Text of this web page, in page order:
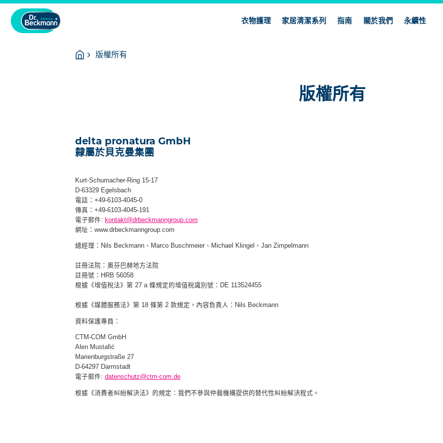
衣物護理 家居清潔系列 指南 關於我們 永續性
You
are
Homepage
版權所有
版權所有
delta pronatura GmbH
隸屬於貝克曼集團
Kurt-Schumacher-Ring 15-17
D-63329 Egelsbach
電話：+49-6103-4045-0
傳真：+49-6103-4045-191
電子郵件: kontakt@drbeckmanngroup.com
網址：www.drbeckmanngroup.com
總經理：Nils Beckmann、Marco Buschmeier、Michael Klingel、Jan Zimpelmann
註冊法院：奧芬巴赫地方法院
註冊號：HRB 56058
根據《增值稅法》第 27 a 條規定的增值稅識別號：DE 113524455
根據《媒體服務法》第 18 條第 2 款規定，內容負責人：Nils Beckmann
資料保護專員：
CTM-COM GmbH
Alen Mustafić
Marienburgstraße 27
D-64297 Darmstadt
電子郵件: datenschutz@ctm-com.de
根據《消費者糾紛解決法》的規定：我們不參與仲裁機構提供的替代性糾紛解決程式。